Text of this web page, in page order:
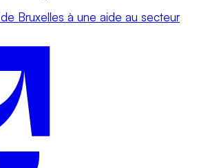
Bruxelles à une aide au secteur